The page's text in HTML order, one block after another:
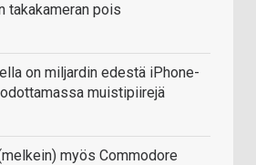
takakameran pois
on miljardin edestä iPhone-
muistipiirejä
myös Commodore